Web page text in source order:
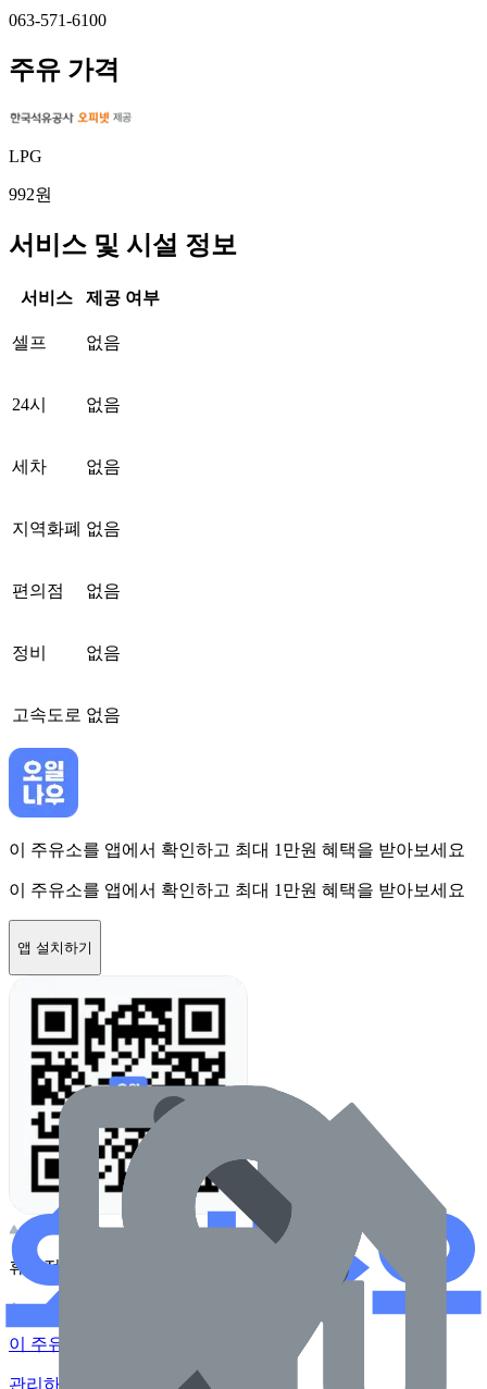
063-571-6100
주유 가격
LPG
992원
서비스 및 시설 정보
서비스 제공 여부
셀프 없음
24시 없음
세차 없음
지역화폐 없음
편의점 없음
정비 없음
고속도로 없음
이 주유소를 앱에서 확인하고 최대 1만원 혜택을 받아보세요
이 주유소를 앱에서 확인하고 최대 1만원 혜택을 받아보세요
앱 설치하기
휴대전화 카메라로 찍어보세요
이 주유소의 사장님이신가요?
관리하기